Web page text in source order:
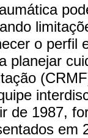
o perfil
planejar
de 1987,
em